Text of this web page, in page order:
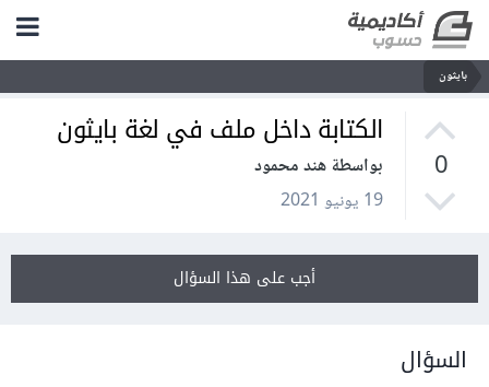
بايثون
0
الكتابة داخل ملف في لغة بايثون
بواسطة هند محمود
19 يونيو 2021
أجب على هذا السؤال
السؤال